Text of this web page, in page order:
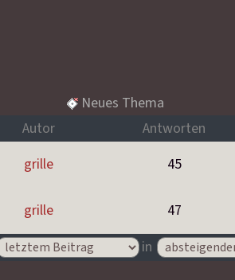
Neues Thema
Autor Antworten
grille 45
grille 47
in